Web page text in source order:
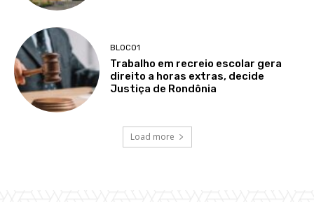
BLOCO1
Trabalho em recreio escolar gera
direito a horas extras, decide
Justiça de Rondônia
Load more